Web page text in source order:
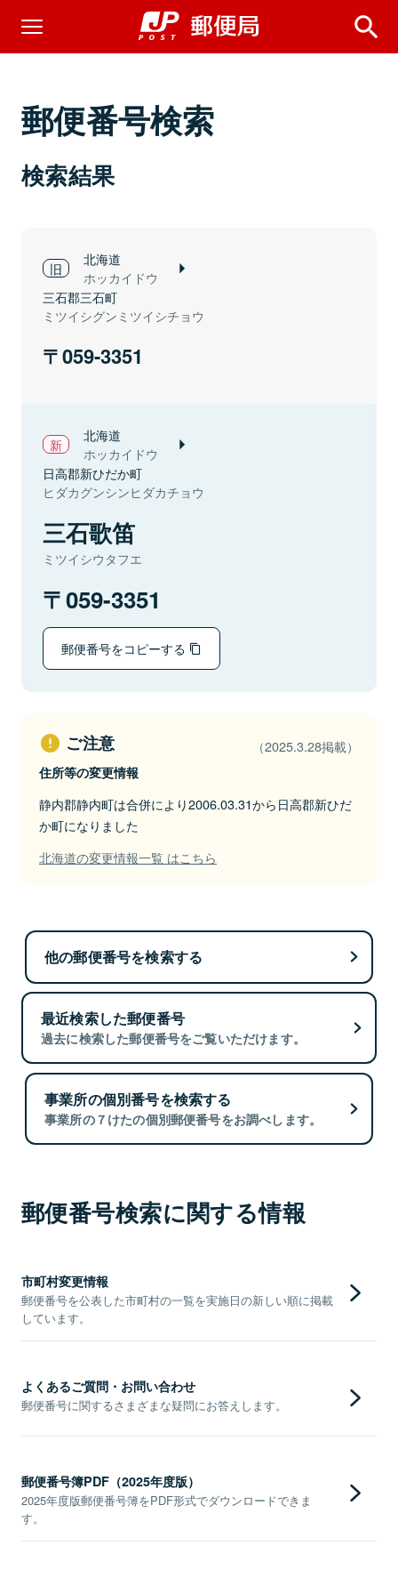
郵便番号検索
検索結果
北海道
ホッカイドウ
三石郡三石町
ミツイシグンミツイシチョウ
059-3351
北海道
ホッカイドウ
日高郡新ひだか町
ヒダカグンシンヒダカチョウ
三石歌笛
ミツイシウタフエ
059-3351
郵便番号をコピーする
ご注意 （2025.3.28掲載）
住所等の変更情報
静内郡静内町は合併により2006.03.31から日高郡新ひだ
か町になりました
北海道の変更情報一覧 はこちら
他の郵便番号を検索する
最近検索した郵便番号
過去に検索した郵便番号をご覧いただけます。
事業所の個別番号を検索する
事業所の７けたの個別郵便番号をお調べします。
郵便番号検索に関する情報
市町村変更情報
郵便番号を公表した市町村の一覧を実施日の新しい順に掲載
しています。
よくあるご質問・お問い合わせ
郵便番号に関するさまざまな疑問にお答えします。
郵便番号簿PDF（2025年度版）
2025年度版郵便番号簿をPDF形式でダウンロードできま
す。